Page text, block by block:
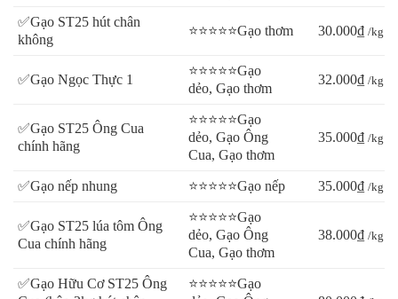
✅Gạo ST25 hút chân
không
⭐⭐⭐⭐⭐Gạo thơm 30.000₫ /kg
✅Gạo Ngọc Thực 1
⭐⭐⭐⭐⭐Gạo
dẻo, Gạo thơm
32.000₫ /kg
✅Gạo ST25 Ông Cua
chính hãng
⭐⭐⭐⭐⭐Gạo
dẻo, Gạo Ông
Cua, Gạo thơm
35.000₫ /kg
✅Gạo nếp nhung ⭐⭐⭐⭐⭐Gạo nếp 35.000₫ /kg
✅Gạo ST25 lúa tôm Ông
Cua chính hãng
⭐⭐⭐⭐⭐Gạo
dẻo, Gạo Ông
Cua, Gạo thơm
38.000₫ /kg
✅Gạo Hữu Cơ ST25 Ông
⭐⭐⭐⭐⭐Gạo